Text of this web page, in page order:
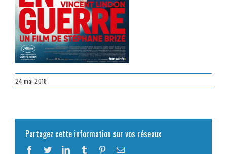
24 mai 2018
Partagez cette information sur vos réseaux
Facebook
TwitterLinkedInTumblr PinterestEmail